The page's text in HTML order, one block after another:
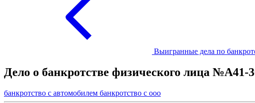
Выигранные дела по
Дело о банкротстве физического лица №А41-
банкротство с автомобилем банкротство с ооо